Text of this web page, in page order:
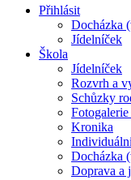
Přihlásit
Docházka
Jídelníček
Škola
Jídelníček
Rozvrh a
Schůzky
Kronika
Docházka
Doprava a